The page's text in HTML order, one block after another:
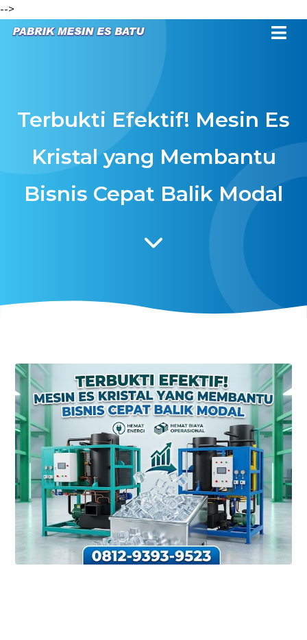
-->
Terbukti Efektif! Mesin Es
Kristal yang Membantu
Bisnis Cepat Balik Modal